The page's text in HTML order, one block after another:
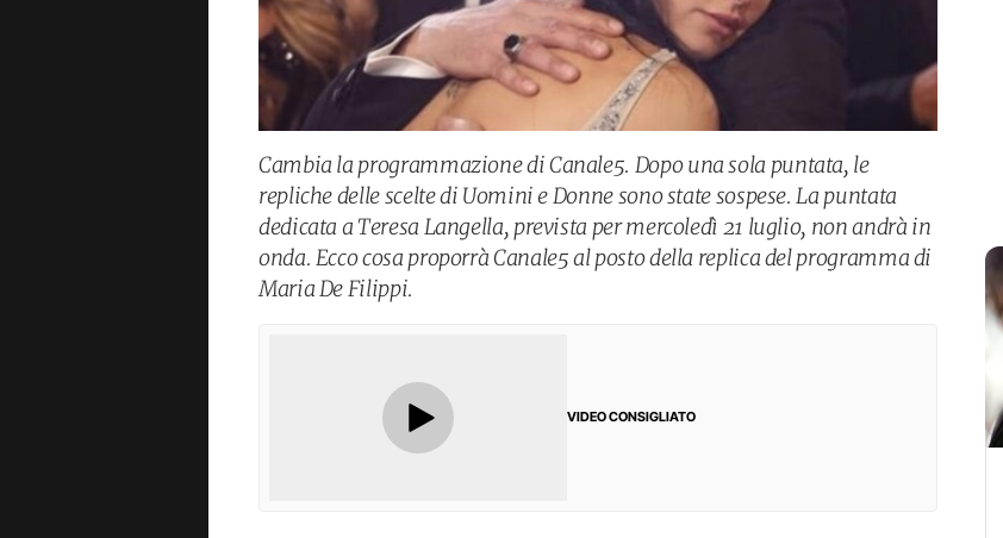
Cambia la programmazione di Canale5. Dopo una sola puntata, le
repliche delle scelte di Uomini e Donne sono state sospese. La puntata
dedicata a Teresa Langella, prevista per mercoledì 21 luglio, non andrà in
onda. Ecco cosa proporrà Canale5 al posto della replica del programma di
Maria De Filippi.
VIDEO CONSIGLIATO